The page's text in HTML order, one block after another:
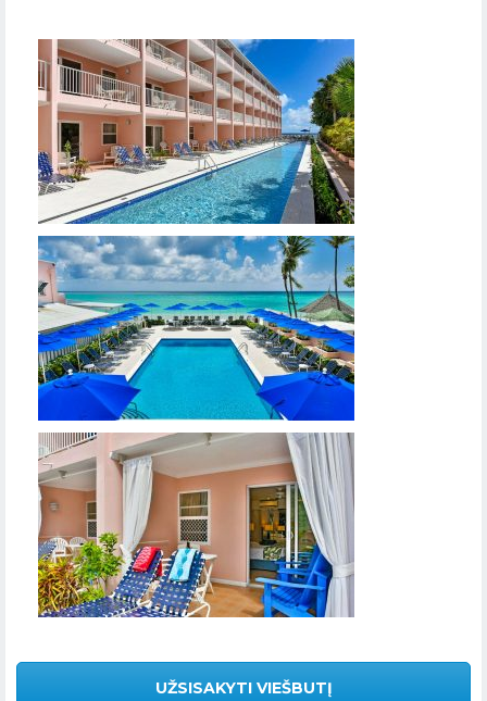
UŽSISAKYTI VIEŠBUTĮ